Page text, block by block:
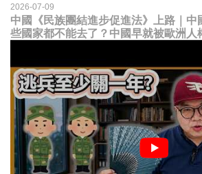
2026-07-09
中國《民族團結進步促進法》上路｜中
些國家都不能去了？中國早就被歐洲人